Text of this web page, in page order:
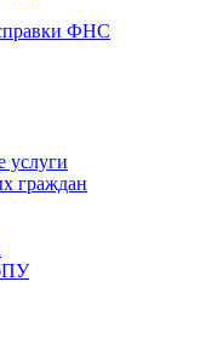
ФНС
услуги
граждан